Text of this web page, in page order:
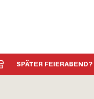
SPÄTER FEIERABEND?